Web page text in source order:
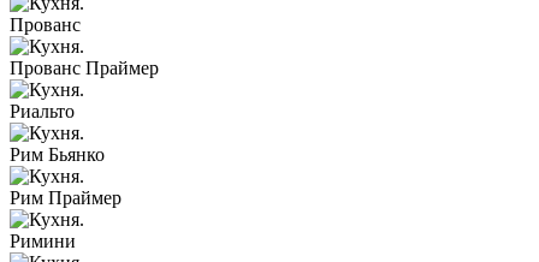
Прованс
Прованс Праймер
Риальто
Рим Бьянко
Рим Праймер
Римини